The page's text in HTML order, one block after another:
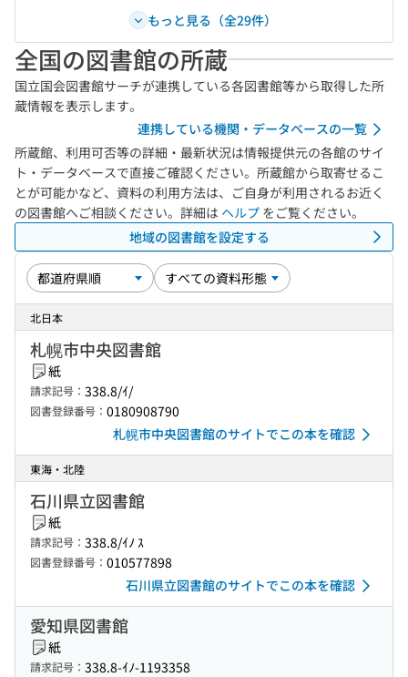
もっと見る（全29件）
全国の図書館の所蔵
国立国会図書館サーチが連携している各図書館等から取得した所
蔵情報を表示します。
連携している機関・データベースの一覧
所蔵館、利用可否等の詳細・最新状況は情報提供元の各館のサイ
ト・データベースで直接ご確認ください。所蔵館から取寄せるこ
とが可能かなど、資料の利用方法は、ご自身が利用されるお近く
の図書館へご相談ください。詳細は ヘルプ をご覧ください。
地域の図書館を設定する
北日本
札幌市中央図書館
紙
請求記号： 338.8/ｲ/
図書登録番号： 0180908790
札幌市中央図書館のサイトでこの本を確認
東海・北陸
石川県立図書館
紙
請求記号： 338.8/ｲﾉ ｽ
図書登録番号： 010577898
石川県立図書館のサイトでこの本を確認
愛知県図書館
紙
請求記号： 338.8-ｲﾉ-1193358